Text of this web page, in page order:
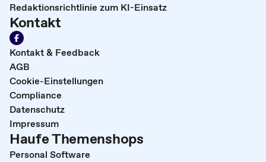
Redaktionsrichtlinie zum KI-Einsatz
Kontakt
Kontakt & Feedback
AGB
Cookie-Einstellungen
Compliance
Datenschutz
Impressum
Haufe Themenshops
Personal Software